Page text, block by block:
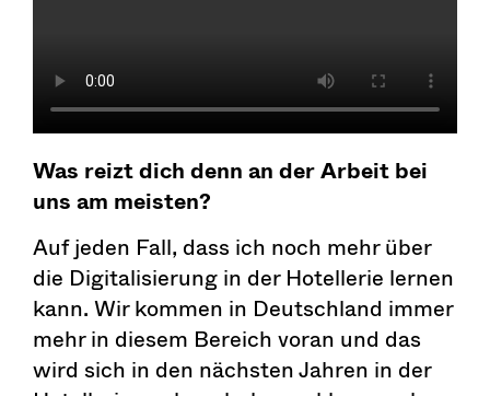
Was reizt dich denn an der Arbeit bei
uns am meisten?
Auf jeden Fall, dass ich noch mehr über
die Digitalisierung in der Hotellerie lernen
kann. Wir kommen in Deutschland immer
mehr in diesem Bereich voran und das
wird sich in den nächsten Jahren in der